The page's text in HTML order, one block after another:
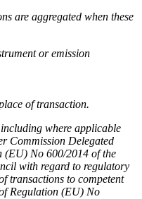
are aggregated when these
or emission
of transaction.
where applicable
Commission Delegated
(EU) No 600/2014 of the
with regard to regulatory
transactions to competent
Regulation (EU) No